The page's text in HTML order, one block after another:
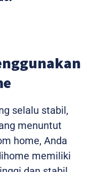
selalu stabil,
menuntut
home, Anda
memiliki